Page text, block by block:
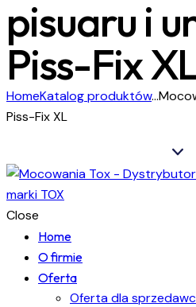
pisuaru i
Piss-Fix
HomeKatalog produktów...
Piss-Fix XL
Close
Home
O firmie
Oferta
Oferta dla